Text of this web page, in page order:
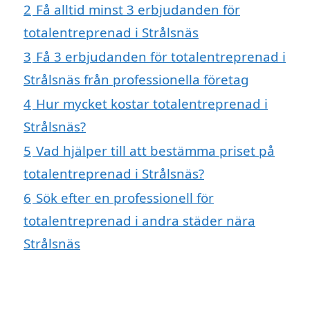
2 Få alltid minst 3 erbjudanden för
totalentreprenad i Strålsnäs
3 Få 3 erbjudanden för totalentreprenad i
Strålsnäs från professionella företag
4 Hur mycket kostar totalentreprenad i
Strålsnäs?
5 Vad hjälper till att bestämma priset på
totalentreprenad i Strålsnäs?
6 Sök efter en professionell för
totalentreprenad i andra städer nära
Strålsnäs